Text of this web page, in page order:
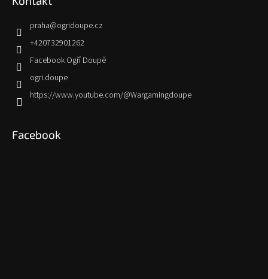
praha@ogridoupe.cz
+420732901262
Facebook Ogří Doupě
ogri.doupe
https://www.youtube.com/@Wargamingdoupe
Facebook